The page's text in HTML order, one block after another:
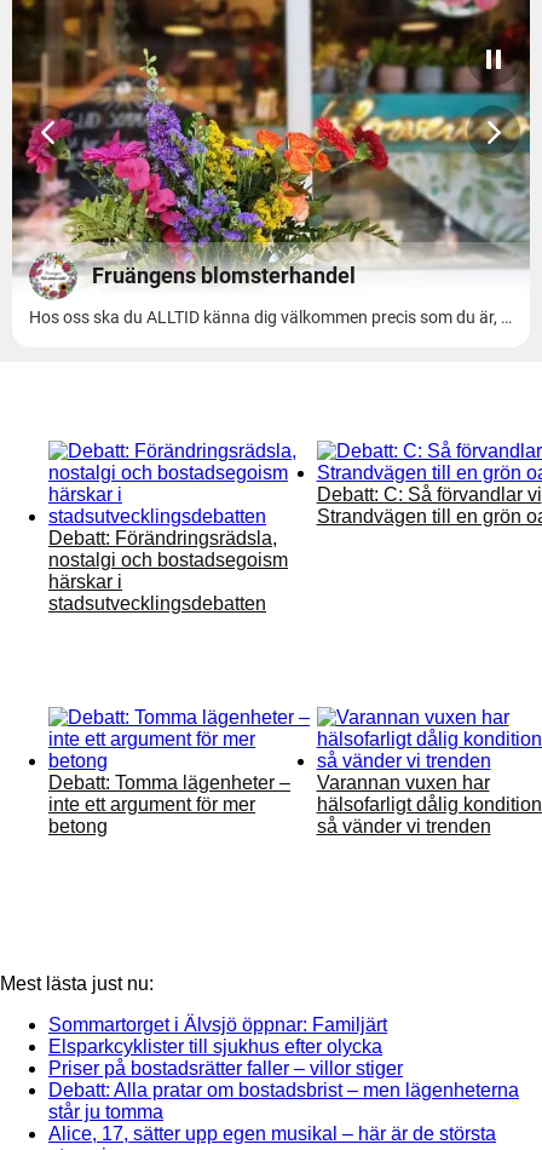
Debatt: Förändringsrädsla,
nostalgi och bostadsegoism
härskar i
stadsutvecklingsdebatten
Debatt: C: Så förvandlar vi
Strandvägen till en grön
Debatt: Tomma lägenheter –
inte ett argument för mer
betong
Varannan vuxen har
hälsofarligt dålig
så vänder vi trenden
Mest lästa just nu:
Sommartorget i Älvsjö öppnar: Familjärt
Elsparkcyklister till sjukhus efter olycka
Priser på bostadsrätter faller – villor stiger
Debatt: Alla pratar om bostadsbrist – men lägenheterna
står ju tomma
Alice, 17, sätter upp egen musikal – här är de största